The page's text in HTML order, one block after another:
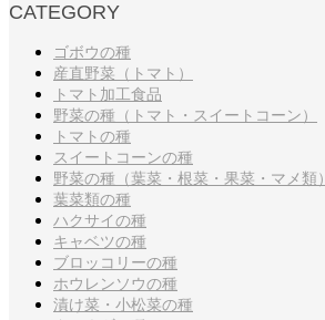
CATEGORY
ゴボウの種
産直野菜（トマト）
トマト加工食品
野菜の種（トマト・スイートコーン）
トマトの種
スイートコーンの種
野菜の種（葉菜・根菜・果菜・マメ類）
葉菜類の種
ハクサイの種
キャベツの種
ブロッコリーの種
ホウレンソウの種
漬け菜・小松菜の種